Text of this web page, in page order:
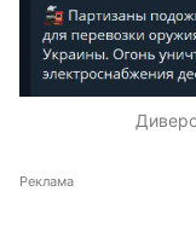
Реклама